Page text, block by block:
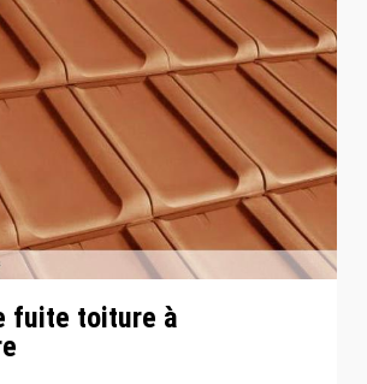
fuite toiture à